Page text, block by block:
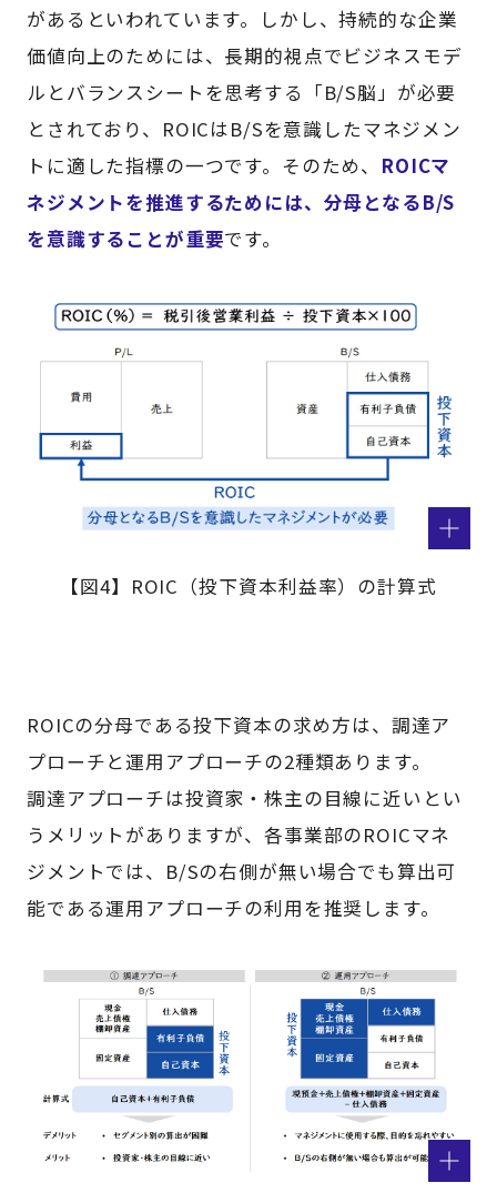
があるといわれています。しかし、持続的な企業
価値向上のためには、長期的視点でビジネスモデ
ルとバランスシートを思考する「B/S脳」が必要
とされており、ROICはB/Sを意識したマネジメン
トに適した指標の一つです。そのため、 ROICマ
ネジメントを推進するためには、分母となるB/S
を意識することが重要です。
【図4】ROIC（投下資本利益率）の計算式
ROICの分母である投下資本の求め方は、調達ア
プローチと運用アプローチの2種類あります。
調達アプローチは投資家・株主の目線に近いとい
うメリットがありますが、各事業部のROICマネ
ジメントでは、B/Sの右側が無い場合でも算出可
能である運用アプローチの利用を推奨します。